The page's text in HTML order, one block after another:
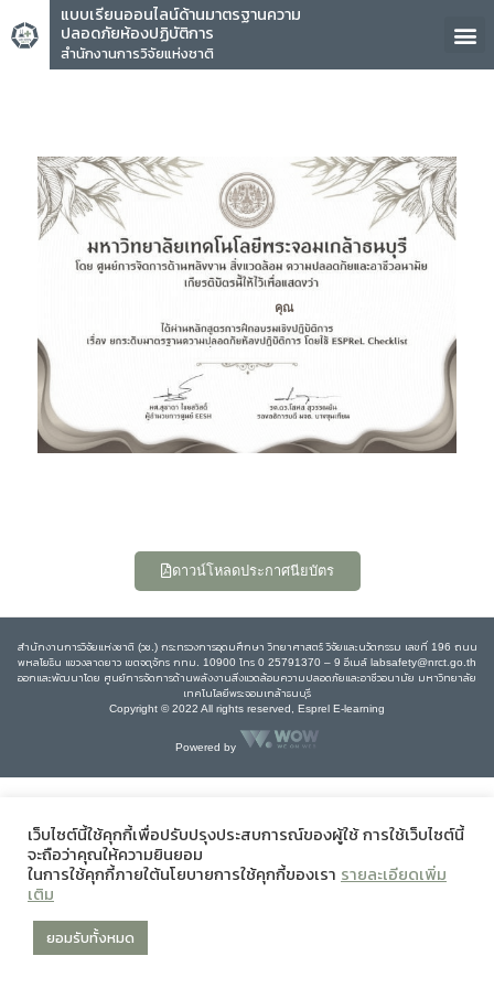
แบบเรียนออนไลน์ด้านมาตรฐานความ
ปลอดภัยห้องปฏิบัติการ
สำนักงานการวิจัยแห่งชาติ
คุณ
ดาวน์โหลดประกาศนียบัตร
สำนักงานการวิจัยแห่งชาติ (วช.) กระทรวงการอุดมศึกษา วิทยาศาสตร์ วิจัยและนวัตกรรม เลขที่ 196 ถนน
พหลโยธิน แขวงลาดยาว เขตจตุจักร กทม. 10900 โทร 0 25791370 – 9 อีเมล์ labsafety@nrct.go.th
ออกและพัฒนาโดย ศูนย์การจัดการด้านพลังงานสิ่งแวดล้อมความปลอดภัยและอาชีวอนามัย มหาวิทยาลัย
เทคโนโลยีพระจอมเกล้าธนบุรี
Copyright © 2022 All rights reserved, Esprel E-learning
Powered by
เว็บไซต์นี้ใช้คุกกี้เพื่อปรับปรุงประสบการณ์ของผู้ใช้ การใช้เว็บไซต์นี้
จะถือว่าคุณให้ความยินยอม
ในการใช้คุกกี้ภายใต้นโยบายการใช้คุกกี้ของเรา รายละเอียดเพิ่ม
เติม
ยอมรับทั้งหมด